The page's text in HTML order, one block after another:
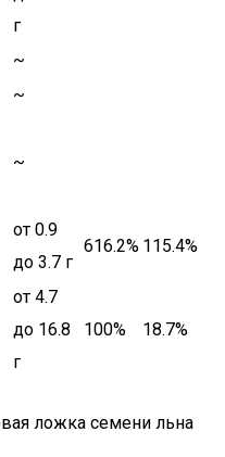
г
~
~
~
от 0.9
до 3.7 г
616.2% 115.4%
от 4.7
до 16.8
г
100% 18.7%
ложка семени льна